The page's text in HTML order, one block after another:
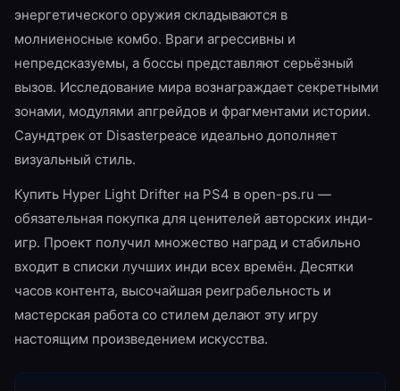
энергетического оружия складываются в
молниеносные комбо. Враги агрессивны и
непредсказуемы, а боссы представляют серьёзный
вызов. Исследование мира вознаграждает секретными
зонами, модулями апгрейдов и фрагментами истории.
Саундтрек от Disasterpeace идеально дополняет
визуальный стиль.
Купить Hyper Light Drifter на PS4 в open-ps.ru —
обязательная покупка для ценителей авторских инди-
игр. Проект получил множество наград и стабильно
входит в списки лучших инди всех времён. Десятки
часов контента, высочайшая реиграбельность и
мастерская работа со стилем делают эту игру
настоящим произведением искусства.